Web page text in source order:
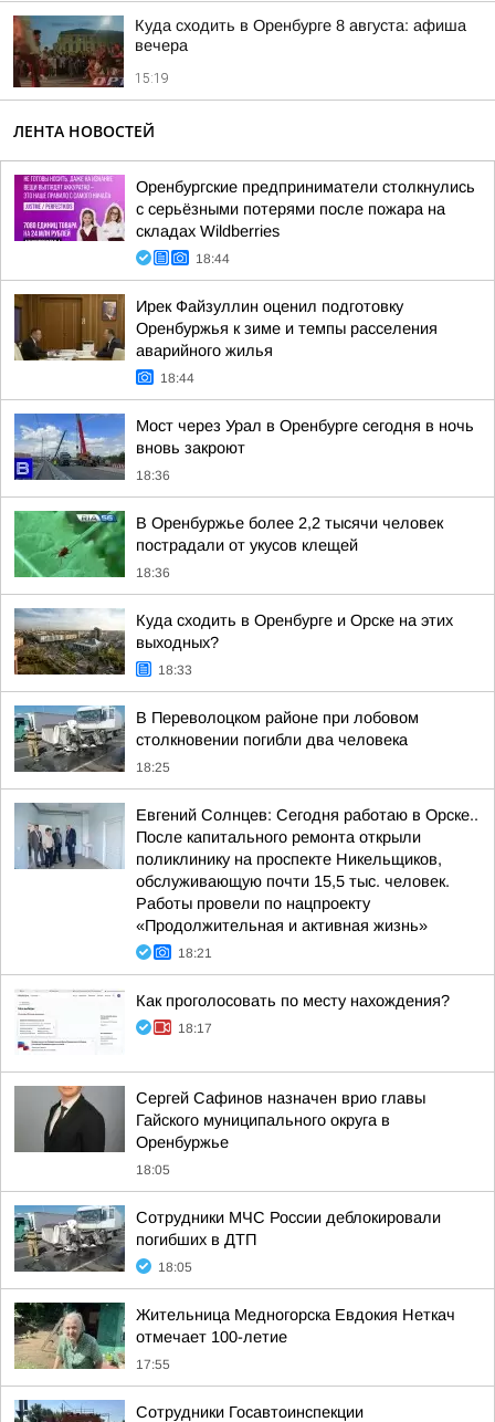
Куда сходить в Оренбурге 8 августа: афиша
вечера
15:19
ЛЕНТА НОВОСТЕЙ
Оренбургские предприниматели столкнулись
с серьёзными потерями после пожара на
складах Wildberries
18:44
Ирек Файзуллин оценил подготовку
Оренбуржья к зиме и темпы расселения
аварийного жилья
18:44
Мост через Урал в Оренбурге сегодня в ночь
вновь закроют
18:36
В Оренбуржье более 2,2 тысячи человек
пострадали от укусов клещей
18:36
Куда сходить в Оренбурге и Орске на этих
выходных?
18:33
В Переволоцком районе при лобовом
столкновении погибли два человека
18:25
Евгений Солнцев: Сегодня работаю в Орске..
После капитального ремонта открыли
поликлинику на проспекте Никельщиков,
обслуживающую почти 15,5 тыс. человек.
Работы провели по нацпроекту
«Продолжительная и активная жизнь»
18:21
Как проголосовать по месту нахождения?
18:17
Сергей Сафинов назначен врио главы
Гайского муниципального округа в
Оренбуржье
18:05
Сотрудники МЧС России деблокировали
погибших в ДТП
18:05
Жительница Медногорска Евдокия Неткач
отмечает 100-летие
17:55
Сотрудники Госавтоинспекции